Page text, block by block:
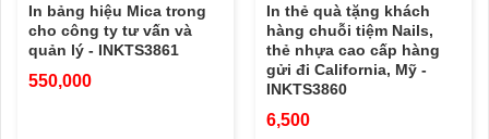
In bảng hiệu Mica trong
cho công ty tư vấn và
quản lý - INKTS3861
550,000
In thẻ quà tặng khách
hàng chuỗi tiệm Nails,
thẻ nhựa cao cấp hàng
gửi đi California, Mỹ -
INKTS3860
6,500